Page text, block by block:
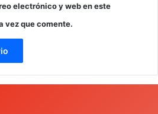
electrónico y web en este
vez que comente.